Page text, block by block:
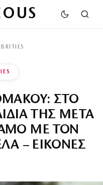
ΣΤΟ
ΤΗΣ ΜΕΤΑ
ΜΕ ΤΟΝ
– ΕΙΚΟΝΕΣ